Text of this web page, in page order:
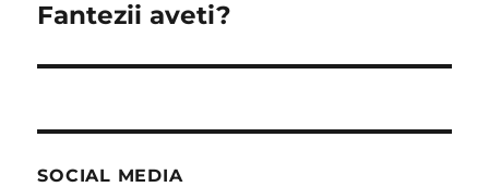
Next
Fantezii aveti?
SOCIAL MEDIA